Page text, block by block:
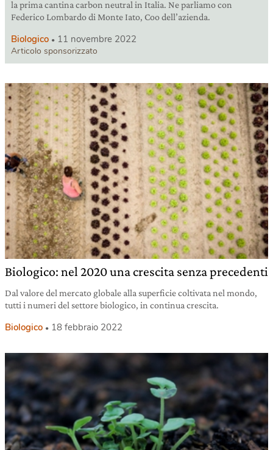
la prima cantina carbon neutral in Italia. Ne parliamo con
Federico Lombardo di Monte Iato, Coo dell’azienda.
Biologico 11 novembre 2022
Articolo sponsorizzato
Biologico: nel 2020 una crescita senza precedenti
Dal valore del mercato globale alla superficie coltivata nel mondo,
tutti i numeri del settore biologico, in continua crescita.
Biologico 18 febbraio 2022